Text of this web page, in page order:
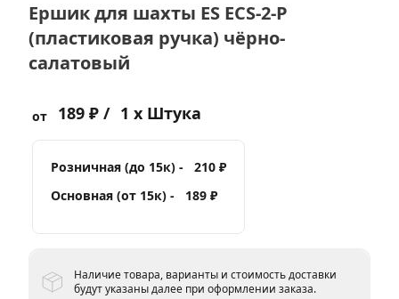
Ершик для шахты ES ECS-2-P
(пластиковая ручка) чёрно-
салатовый
от 189 ₽ / 1 x Штука
Розничная (до 15к) -
210 ₽
Основная (от 15к) -
189 ₽
Наличие товара, варианты и стоимость доставки
будут указаны далее при оформлении заказа.